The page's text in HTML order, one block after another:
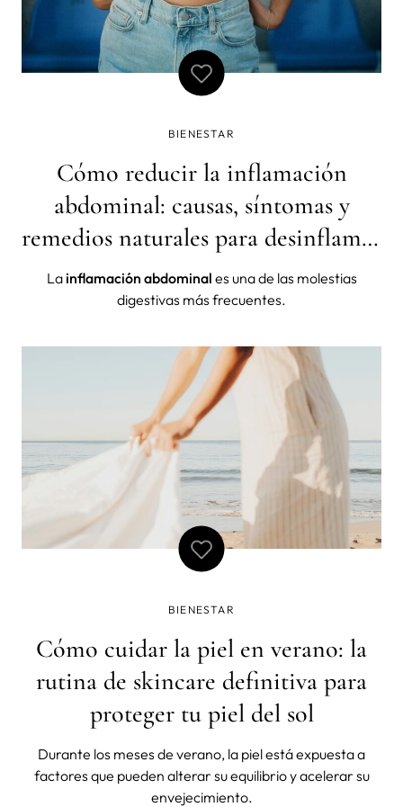
BIENESTAR
Cómo reducir la inflamación
abdominal: causas, síntomas y
remedios naturales para desinflamar
el abdomen
La inflamación abdominal es una de las molestias
digestivas más frecuentes.
BIENESTAR
Cómo cuidar la piel en verano: la
rutina de skincare definitiva para
proteger tu piel del sol
Durante los meses de verano, la piel está expuesta a
factores que pueden alterar su equilibrio y acelerar su
envejecimiento.